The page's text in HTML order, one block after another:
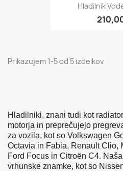
Hladilnik
Prikazujem 1-5 od 5 izdelkov
Hladilniki, znani tudi kot
motorja in preprečujejo
za vozila, kot so Volkswagen
Octavia in Fabia, Renault Clio,
Ford Focus in Citroën C4.
vrhunske znamke, kot so